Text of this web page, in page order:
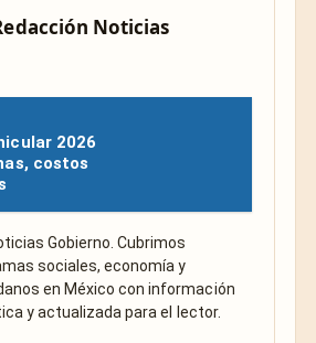
Noticias
2026
costos
Gobierno. Cubrimos
sociales, economía y
en México con información
y actualizada para el lector.